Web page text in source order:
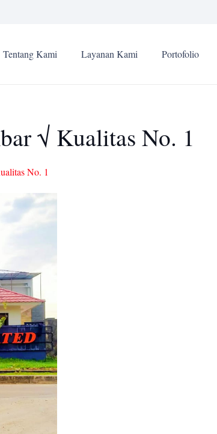
Tentang Kami Layanan Kami Portofolio
√ Kualitas No. 1
No. 1